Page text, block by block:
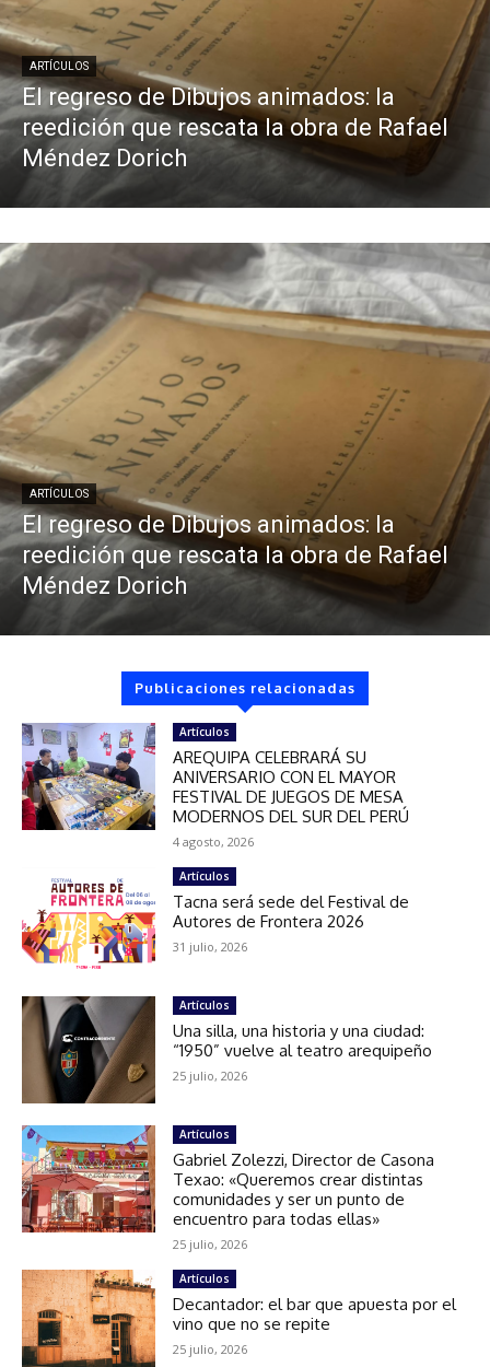
ARTÍCULOS
El regreso de Dibujos animados: la
reedición que rescata la obra de Rafael
Méndez Dorich
ARTÍCULOS
El regreso de Dibujos animados: la
reedición que rescata la obra de Rafael
Méndez Dorich
Publicaciones relacionadas
Artículos
AREQUIPA CELEBRARÁ SU
ANIVERSARIO CON EL MAYOR
FESTIVAL DE JUEGOS DE MESA
MODERNOS DEL SUR DEL PERÚ
4 agosto, 2026
Artículos
Tacna será sede del Festival de
Autores de Frontera 2026
31 julio, 2026
Artículos
Una silla, una historia y una ciudad:
“1950” vuelve al teatro arequipeño
25 julio, 2026
Artículos
Gabriel Zolezzi, Director de Casona
Texao: «Queremos crear distintas
comunidades y ser un punto de
encuentro para todas ellas»
25 julio, 2026
Artículos
Decantador: el bar que apuesta por el
vino que no se repite
25 julio, 2026